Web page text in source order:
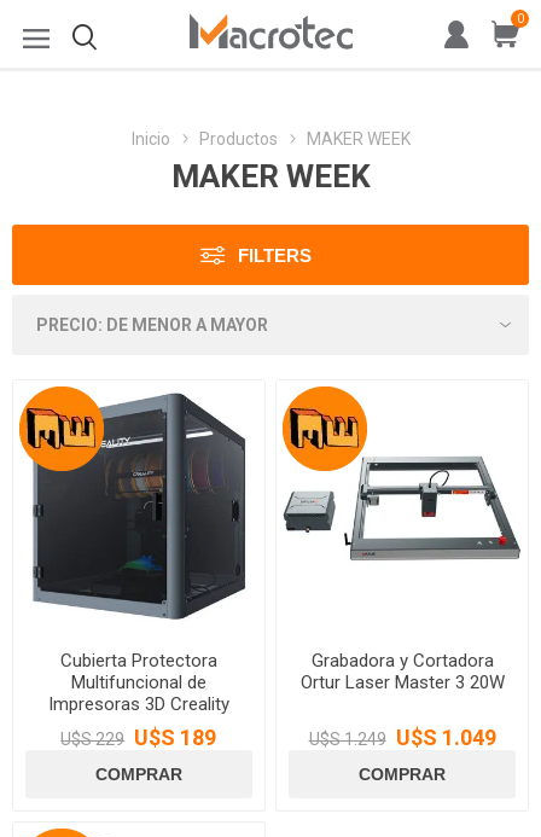
0
Inicio Productos MAKER WEEK
MAKER WEEK
FILTERS
Cubierta Protectora
Multifuncional de
Impresoras 3D Creality
U$S 229 U$S 189
Grabadora y Cortadora
Ortur Laser Master 3 20W
U$S 1.249 U$S 1.049